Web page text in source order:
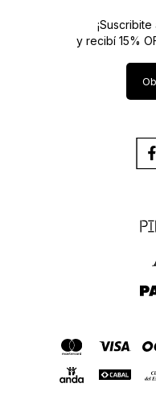
y recibí 15%
